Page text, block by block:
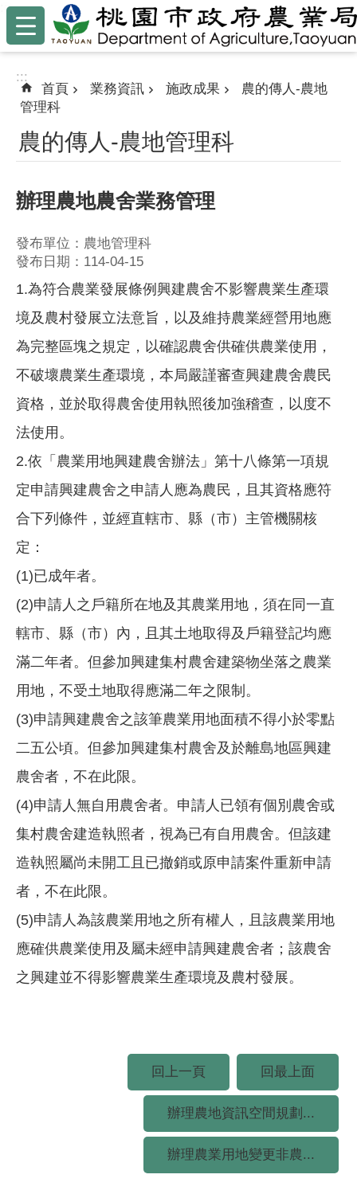
跳到主要內容區塊
:::
:::
首頁 業務資訊 施政成果
農的傳人-農地
管理科
農的傳人-農地管理科
辦理農地農舍業務管理
發布單位：農地管理科
發布日期：114-04-15
1.為符合農業發展條例興建農舍不影響農業生產環
境及農村發展立法意旨，以及維持農業經營用地應
為完整區塊之規定，以確認農舍供確供農業使用，
不破壞農業生產環境，本局嚴謹審查興建農舍農民
資格，並於取得農舍使用執照後加強稽查，以度不
法使用。
2.依「農業用地興建農舍辦法」第十八條第一項規
定申請興建農舍之申請人應為農民，且其資格應符
合下列條件，並經直轄市、縣（市）主管機關核
定：
(1)已成年者。
(2)申請人之戶籍所在地及其農業用地，須在同一直
轄市、縣（市）內，且其土地取得及戶籍登記均應
滿二年者。但參加興建集村農舍建築物坐落之農業
用地，不受土地取得應滿二年之限制。
(3)申請興建農舍之該筆農業用地面積不得小於零點
二五公頃。但參加興建集村農舍及於離島地區興建
農舍者，不在此限。
(4)申請人無自用農舍者。申請人已領有個別農舍或
集村農舍建造執照者，視為已有自用農舍。但該建
造執照屬尚未開工且已撤銷或原申請案件重新申請
者，不在此限。
(5)申請人為該農業用地之所有權人，且該農業用地
應確供農業使用及屬未經申請興建農舍者；該農舍
之興建並不得影響農業生產環境及農村發展。
回上一頁 回最上面
辦理農地資訊空間規劃...
辦理農業用地變更非農...